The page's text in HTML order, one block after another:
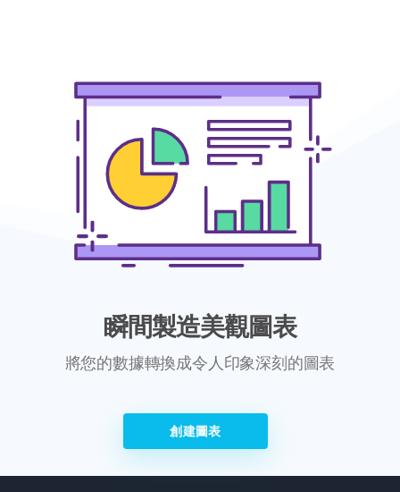
瞬間製造美觀圖表
將您的數據轉換成令人印象深刻的圖表
創建圖表